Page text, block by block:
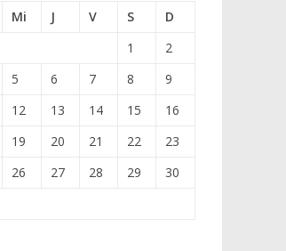
Mi J V S
D
1
2
5 6 7 8
9
12 13 14 15
16
19 20 21 22
23
26 27 28 29
30